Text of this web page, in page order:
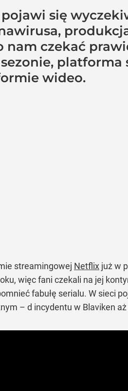
się
nam czekać
sezonie,
wideo.
streamingowej Netflix już w
więc fani czekali na jej
fabułę serialu. W sieci
– d incydentu w Blaviken